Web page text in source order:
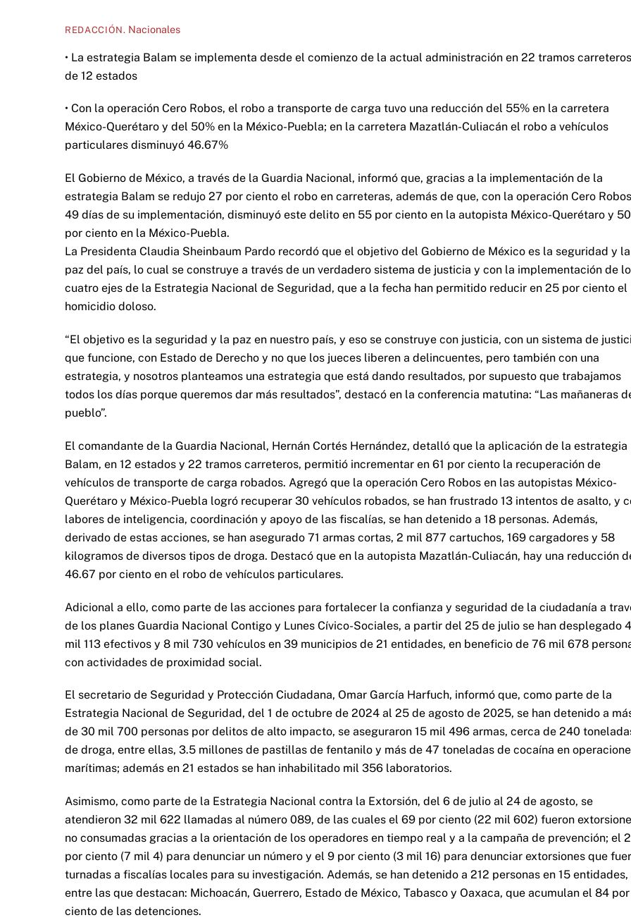
REDACCIÓN. Nacionales
• La estrategia Balam se implementa desde el comienzo de la actual administración en 22 tramos carreteros
de 12 estados
• Con la operación Cero Robos, el robo a transporte de carga tuvo una reducción del 55% en la carretera
México-Querétaro y del 50% en la México-Puebla; en la carretera Mazatlán-Culiacán el robo a vehículos
particulares disminuyó 46.67%
El Gobierno de México, a través de la Guardia Nacional, informó que, gracias a la implementación de la
estrategia Balam se redujo 27 por ciento el robo en carreteras, además de que, con la operación Cero
49 días de su implementación, disminuyó este delito en 55 por ciento en la autopista México-Querétaro y 50
por ciento en la México-Puebla.
La Presidenta Claudia Sheinbaum Pardo recordó que el objetivo del Gobierno de México es la seguridad y la
paz del país, lo cual se construye a través de un verdadero sistema de justicia y con la implementación de
cuatro ejes de la Estrategia Nacional de Seguridad, que a la fecha han permitido reducir en 25 por ciento el
homicidio doloso.
“El objetivo es la seguridad y la paz en nuestro país, y eso se construye con justicia, con un sistema de
que funcione, con Estado de Derecho y no que los jueces liberen a delincuentes, pero también con una
estrategia, y nosotros planteamos una estrategia que está dando resultados, por supuesto que trabajamos
todos los días porque queremos dar más resultados”, destacó en la conferencia matutina: “Las mañaneras
pueblo”.
El comandante de la Guardia Nacional, Hernán Cortés Hernández, detalló que la aplicación de la estrategia
Balam, en 12 estados y 22 tramos carreteros, permitió incrementar en 61 por ciento la recuperación de
vehículos de transporte de carga robados. Agregó que la operación Cero Robos en las autopistas México-
Querétaro y México-Puebla logró recuperar 30 vehículos robados, se han frustrado 13 intentos de asalto, y
labores de inteligencia, coordinación y apoyo de las fiscalías, se han detenido a 18 personas. Además,
derivado de estas acciones, se han asegurado 71 armas cortas, 2 mil 877 cartuchos, 169 cargadores y 58
kilogramos de diversos tipos de droga. Destacó que en la autopista Mazatlán-Culiacán, hay una reducción
46.67 por ciento en el robo de vehículos particulares.
Adicional a ello, como parte de las acciones para fortalecer la confianza y seguridad de la ciudadanía a
de los planes Guardia Nacional Contigo y Lunes Cívico-Sociales, a partir del 25 de julio se han desplegado
mil 113 efectivos y 8 mil 730 vehículos en 39 municipios de 21 entidades, en beneficio de 76 mil 678
con actividades de proximidad social.
El secretario de Seguridad y Protección Ciudadana, Omar García Harfuch, informó que, como parte de la
Estrategia Nacional de Seguridad, del 1 de octubre de 2024 al 25 de agosto de 2025, se han detenido a
de 30 mil 700 personas por delitos de alto impacto, se aseguraron 15 mil 496 armas, cerca de 240
de droga, entre ellas, 3.5 millones de pastillas de fentanilo y más de 47 toneladas de cocaína en
marítimas; además en 21 estados se han inhabilitado mil 356 laboratorios.
Asimismo, como parte de la Estrategia Nacional contra la Extorsión, del 6 de julio al 24 de agosto, se
atendieron 32 mil 622 llamadas al número 089, de las cuales el 69 por ciento (22 mil 602) fueron
no consumadas gracias a la orientación de los operadores en tiempo real y a la campaña de prevención; el
por ciento (7 mil 4) para denunciar un número y el 9 por ciento (3 mil 16) para denunciar extorsiones que
turnadas a fiscalías locales para su investigación. Además, se han detenido a 212 personas en 15 entidades,
entre las que destacan: Michoacán, Guerrero, Estado de México, Tabasco y Oaxaca, que acumulan el 84 por
ciento de las detenciones.